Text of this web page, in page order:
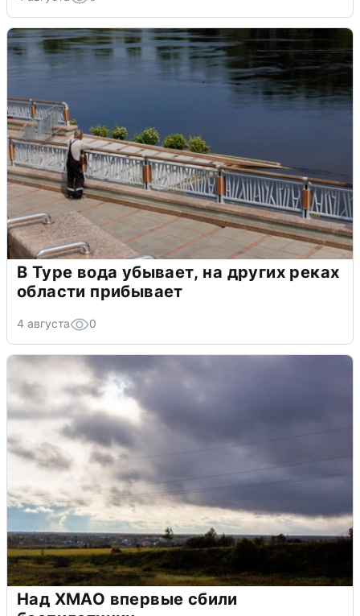
В Туре вода убывает, на других реках
области прибывает
4 августа 0
Над ХМАО впервые сбили